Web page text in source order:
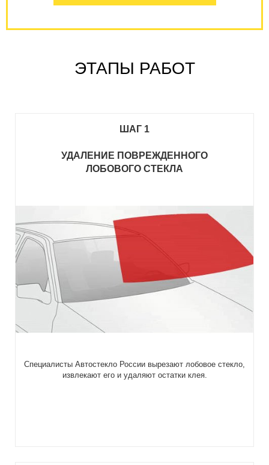
ЭТАПЫ РАБОТ
ШАГ 1
УДАЛЕНИЕ ПОВРЕЖДЕННОГО
ЛОБОВОГО СТЕКЛА
Специалисты Автостекло России вырезают лобовое стекло,
извлекают его и удаляют остатки клея.